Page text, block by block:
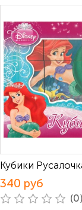
Кубики
340 руб